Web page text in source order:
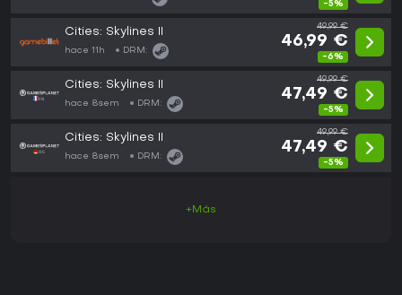
-5%
Cities: Skylines II
hace 11h DRM:
49,99 €
46,99 €
-6%
Cities: Skylines II
hace 8sem DRM:
49,99 €
47,49 €
-5%
Cities: Skylines II
hace 8sem DRM:
49,99 €
47,49 €
-5%
+Más